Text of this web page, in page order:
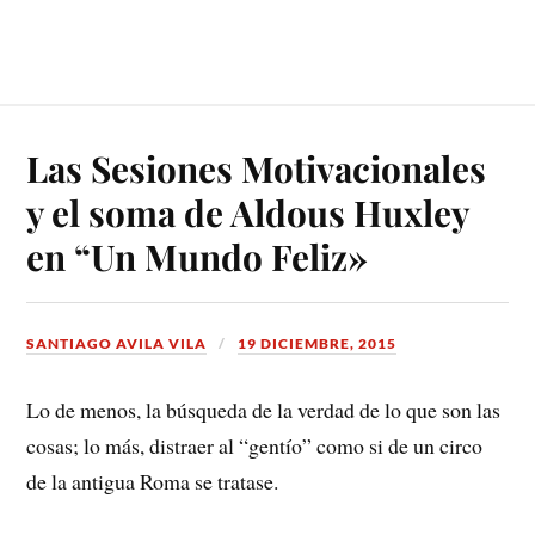
Las Sesiones Motivacionales
y el soma de Aldous Huxley
en “Un Mundo Feliz»
SANTIAGO AVILA VILA 19 DICIEMBRE, 2015
Lo de menos, la búsqueda de la verdad de lo que son las
cosas; lo más, distraer al “gentío” como si de un circo
de la antigua Roma se tratase.